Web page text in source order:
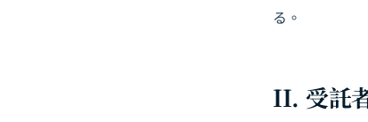
る。
II. 受託